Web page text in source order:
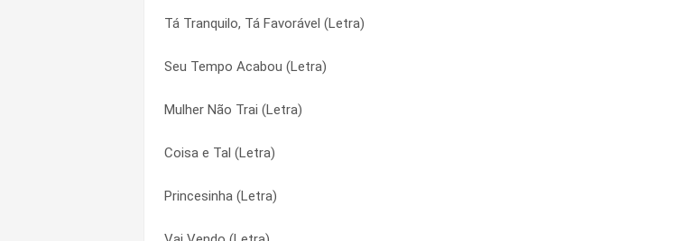
Tá Tranquilo, Tá Favorável (Letra)
Seu Tempo Acabou (Letra)
Mulher Não Trai (Letra)
Coisa e Tal (Letra)
Princesinha (Letra)
Vou Me Vingar (Letra)
Tá Louca (Letra)
Tá Com Saudade de Mim (Letra)
Sua Linda (Letra)
Só Nós Dois (Letra)
Destino (Letra)
Disputa (Letra)
E Daí Se Sofri (Letra)
É Treta (Letra)
Explodiu Partiu (Letra)